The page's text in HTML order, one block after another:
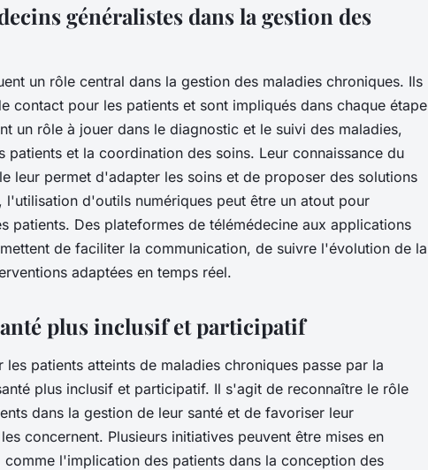
généralistes dans la gestion des
un rôle central dans la gestion des maladies chroniques. Ils
contact pour les patients et sont impliqués dans chaque étape
un rôle à jouer dans le diagnostic et le suivi des maladies,
patients et la coordination des soins. Leur connaissance du
leur permet d'adapter les soins et de proposer des solutions
l'utilisation d'outils numériques peut être un atout pour
patients. Des plateformes de télémédecine aux applications
de faciliter la communication, de suivre l'évolution de la
adaptées en temps réel.
plus inclusif et participatif
patients atteints de maladies chroniques passe par la
plus inclusif et participatif. Il s'agit de reconnaître le rôle
dans la gestion de leur santé et de favoriser leur
concernent. Plusieurs initiatives peuvent être mises en
l'implication des patients dans la conception des